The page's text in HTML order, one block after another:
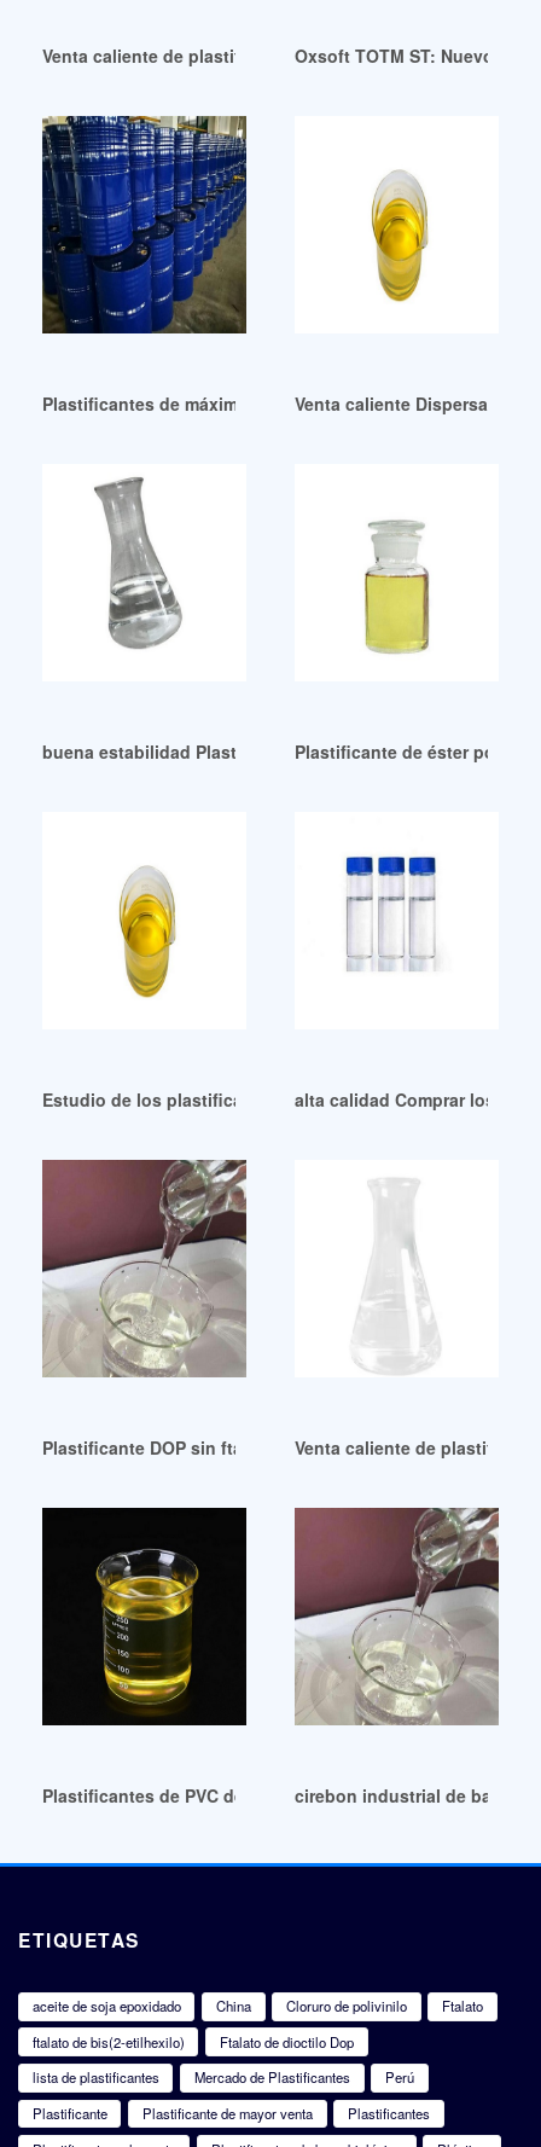
Venta caliente de plastificantes DEDB/DOP 99,5%
Oxsoft TOTM ST: Nuevo
Plastificantes de máxima pureza de China en Bolivia
Venta caliente Dispersante y
buena estabilidad Plastificante Untuk Kompon Karet En
Plastificante de éster
Estudio de los plastificantes en juguetes de cloruro de
alta calidad Comprar los
Plastificante DOP sin ftalatos de buena calidad Nicaragua
Venta caliente de
Plastificantes de PVC de Brasil Plastificantes de PVC de
cirebon industrial de bajo
ETIQUETAS
aceite de soja epoxidado China Cloruro de polivinilo
Ftalato
ftalato de bis(2-etilhexilo)
Ftalato de dioctilo Dop
lista de plastificantes
Mercado de Plastificantes
Perú
Plastificante
Plastificante de mayor venta
Plastificantes